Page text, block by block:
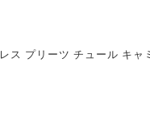
ス プリーツ チュール キャ